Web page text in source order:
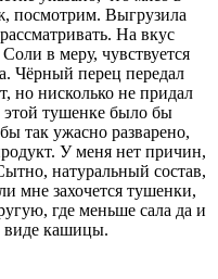
посмотрим. Выгрузила
На вкус
в меру, чувствуется
Чёрный перец передал
но нисколько не придал
этой тушенке было бы
так ужасно разварено,
У меня нет причин,
натуральный состав,
мне захочется тушенки,
где меньше сала да и
виде кашицы.